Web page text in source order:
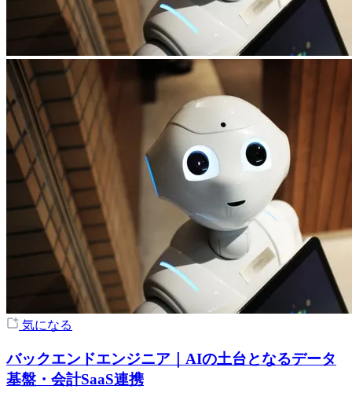
気になる
バックエンドエンジニア｜AIの土台となるデータ
基盤・会計SaaS連携